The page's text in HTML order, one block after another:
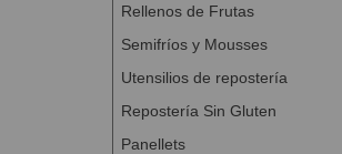
Rellenos de Frutas
Semifríos y Mousses
Utensilios de repostería
Repostería Sin Gluten
Panellets